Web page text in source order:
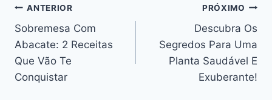
Navegação
de
Post
ANTERIOR
Sobremesa Com
Abacate: 2 Receitas
Que Vão Te
Conquistar
PRÓXIMO
Descubra Os
Segredos Para Uma
Planta Saudável E
Exuberante!